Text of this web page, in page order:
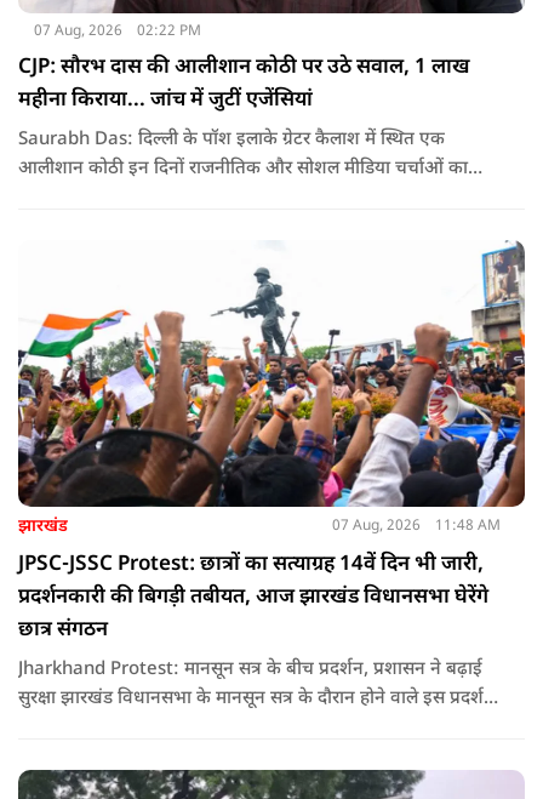
07 Aug, 2026 02:22 PM
CJP: सौरभ दास की आलीशान कोठी पर उठे सवाल, 1 लाख
महीना किराया... जांच में जुटीं एजेंसियां
Saurabh Das: दिल्ली के पॉश इलाके ग्रेटर कैलाश में स्थित एक
आलीशान कोठी इन दिनों राजनीतिक और सोशल मीडिया चर्चाओं का
झारखंड 07 Aug, 2026 11:48 AM
JPSC-JSSC Protest: छात्रों का सत्याग्रह 14वें दिन भी जारी,
प्रदर्शनकारी की बिगड़ी तबीयत, आज झारखंड विधानसभा घेरेंगे
छात्र संगठन
Jharkhand Protest: मानसून सत्र के बीच प्रदर्शन, प्रशासन ने बढ़ाई
सुरक्षा झारखंड विधानसभा के मानसून सत्र के दौरान होने वाले इस प्रदर्शन
जनाधिकार महासभा के आह्वान पर आयोजित किया जा रहा है.